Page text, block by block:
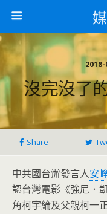
沒完沒了
Share
中共國台辦發言人安
認台灣電影《強尼．
角柯宇綸及父親柯一